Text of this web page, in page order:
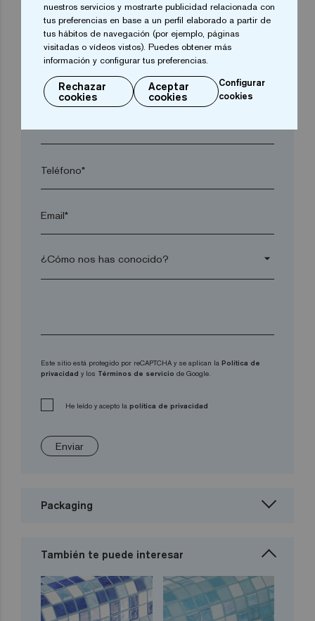
Localidad*
Código postal*
Teléfono*
Email*
arrow_drop_down
Este sitio está protegido por reCAPTCHA y se aplican la Política de
privacidad y los Términos de servicio de Google.
He leído y acepto la política de privacidad
Enviar
Packaging
También te puede interesar
nuestros servicios y mostrarte publicidad relacionada con
tus preferencias en base a un perfil elaborado a partir de
tus hábitos de navegación (por ejemplo, páginas
visitadas o vídeos vistos). Puedes obtener más
información y configurar tus preferencias.
Rechazar
cookies
Aceptar
cookies
Configurar
cookies